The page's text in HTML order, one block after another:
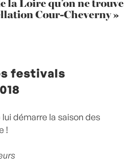
Cour-Cheverny »
festivals
lui démarre la saison des
!